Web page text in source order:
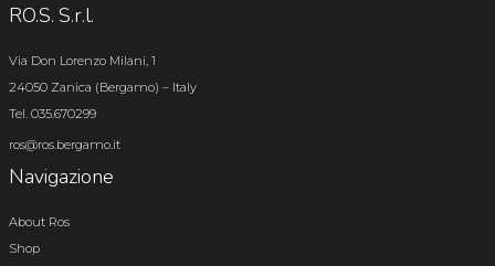
RO.S. S.r.l.
Via Don Lorenzo Milani, 1
24050 Zanica (Bergamo) – Italy
Tel. 035.670299
ros@ros.bergamo.it
Navigazione
About Ros
Shop